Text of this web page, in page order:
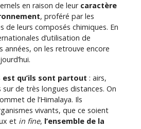
en raison de leur caractère
, proféré par les
de leurs composés chimiques. En
d’utilisation de
années, on les retrouve encore
est qu’ils sont partout : airs,
de très longues distances. On
de l’Himalaya. Ils
vivants, que ce soient
et in fine, l’ensemble de la